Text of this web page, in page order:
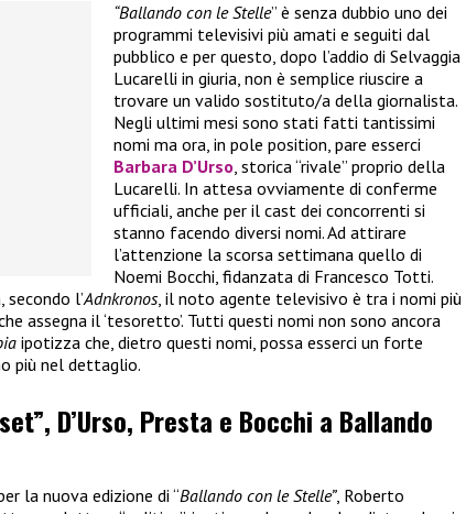
“Ballando con le Stelle” è senza dubbio uno dei
programmi televisivi più amati e seguiti dal
pubblico e per questo, dopo l’addio di Selvaggia
Lucarelli in giuria, non è semplice riuscire a
trovare un valido sostituto/a della giornalista.
Negli ultimi mesi sono stati fatti tantissimi
nomi ma ora, in pole position, pare esserci
Barbara D’Urso, storica “rivale” proprio della
Lucarelli. In attesa ovviamente di conferme
ufficiali, anche per il cast dei concorrenti si
stanno facendo diversi nomi. Ad attirare
l’attenzione la scorsa settimana quello di
Noemi Bocchi, fidanzata di Francesco Totti.
l’Adnkronos, il noto agente televisivo è tra i nomi più
assegna il ‘tesoretto’. Tutti questi nomi non sono ancora
ipotizza che, dietro questi nomi, possa esserci un forte
più nel dettaglio.
D’Urso, Presta e Bocchi a Ballando
la nuova edizione di “Ballando con le Stelle”, Roberto